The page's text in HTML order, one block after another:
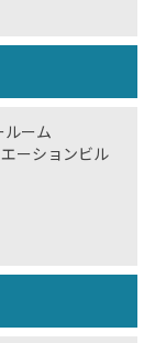
ーム
ーションビル